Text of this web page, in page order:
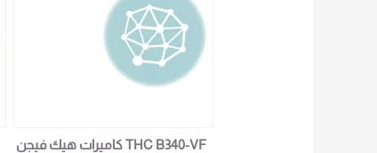
THC B340-VF كاميرات هيك فيجن